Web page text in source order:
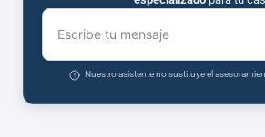
Escribe tu mensaje
Nuestro asistente no sustituye el